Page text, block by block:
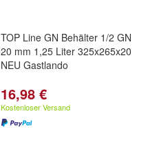
TOP Line GN Behälter 1/2 GN
20 mm 1,25 Liter 325x265x20
NEU Gastlando
16,98 €
Kostenloser Versand